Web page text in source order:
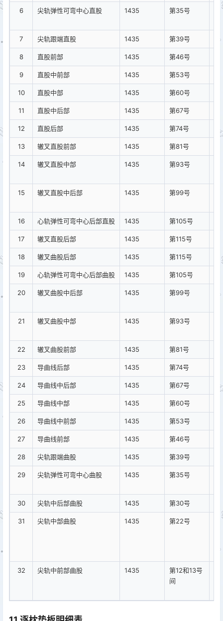
6 尖轨弹性可弯中心直股 1435 第35号
7 尖轨跟端直股 1435 第39号
8 直股前部 1435 第46号
9 直股中前部 1435 第53号
10 直股中部 1435 第60号
11 直股中后部 1435 第67号
12 直股后部 1435 第74号
13 辙叉直股前部 1435 第81号
14 辙叉直股中部 1435 第93号
15 辙叉直股中后部 1435 第99号
16 心轨弹性可弯中心后部直股 1435 第105号
17 辙叉直股后部 1435 第115号
18 辙叉曲股后部 1435 第115号
19 心轨弹性可弯中心后部曲股 1435 第105号
20 辙叉曲股中后部 1435 第99号
21 辙叉曲股中部 1435 第93号
22 辙叉曲股前部 1435 第81号
23 导曲线后部 1435 第74号
24 导曲线中后部 1435 第67号
25 导曲线中部 1435 第60号
26 导曲线中前部 1435 第53号
27 导曲线前部 1435 第46号
28 尖轨跟端曲股 1435 第39号
29 尖轨弹性可弯中心曲股 1435 第35号
30 尖轨中后部曲股 1435 第30号
31 尖轨中部曲股 1435 第22号
32 尖轨中前部曲股 1435
第12和13号
间